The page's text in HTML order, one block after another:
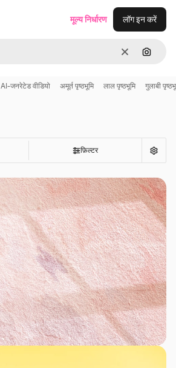
साफ़ इमेज से
मूल्य निर्धारण लॉग इन करें
AI-जनरेटेड वीडियो अमूर्त पृष्ठभूमि लाल पृष्ठभूमि गुलाबी
फ़िल्टर